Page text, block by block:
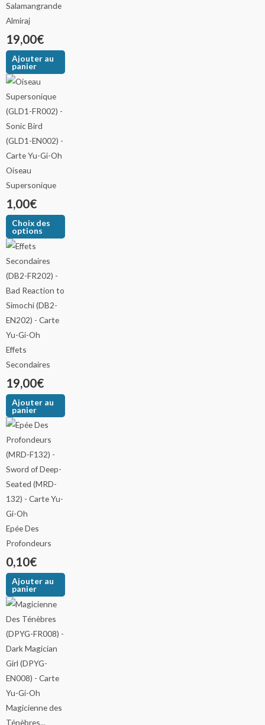
Salamangrande
Almiraj
19,00€
Ajouter au
panier
Oiseau
Supersonique
1,00€
Choix des
options
Effets
Secondaires
19,00€
Ajouter au
panier
Epée Des
Profondeurs
0,10€
Ajouter au
panier
Magicienne des
Ténèbres...